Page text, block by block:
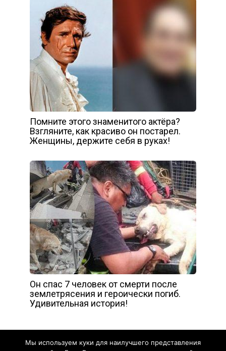
Помните этого знаменитого актёра?
Взгляните, как красиво он постарел.
Женщины, держите себя в руках!
Он спас 7 человек от смерти после
землетрясения и героически погиб.
Удивительная история!
Мы используем куки для наилучшего представления